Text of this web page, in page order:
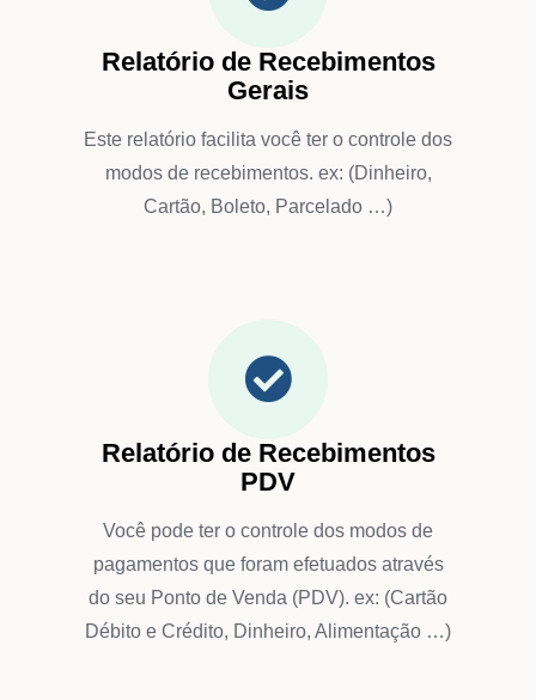
Relatório de Recebimentos
Gerais
Este relatório facilita você ter o controle dos
modos de recebimentos. ex: (Dinheiro,
Cartão, Boleto, Parcelado …)
Relatório de Recebimentos
PDV
Você pode ter o controle dos modos de
pagamentos que foram efetuados através
do seu Ponto de Venda (PDV). ex: (Cartão
Débito e Crédito, Dinheiro, Alimentação …)